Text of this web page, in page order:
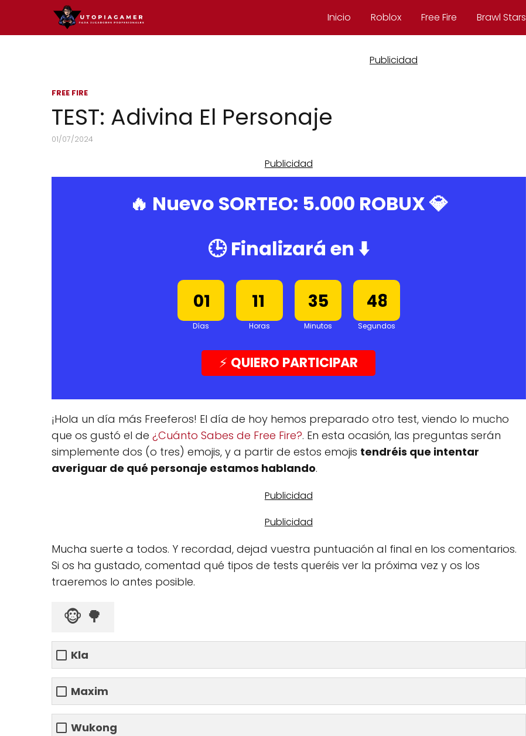
Inicio Roblox Free Fire Brawl Stars
FREE FIRE
TEST: Adivina El Personaje
01/07/2024
🔥 Nuevo SORTEO: 5.000 ROBUX💎
🕒 Finalizará en ⬇️
00
01
Días
10
11
Horas
34
35
Minutos
47
48
Segundos
⚡️ QUIERO PARTICIPAR
¡Hola un día más Freeferos! El día de hoy hemos preparado otro test, viendo lo mucho
que os gustó el de ¿Cuánto Sabes de Free Fire?. En esta ocasión, las preguntas serán
simplemente dos (o tres) emojis, y a partir de estos emojis tendréis que intentar
averiguar de qué personaje estamos hablando.
Mucha suerte a todos. Y recordad, dejad vuestra puntuación al final en los comentarios.
Si os ha gustado, comentad qué tipos de tests queréis ver la próxima vez y os los
traeremos lo antes posible.
🐵 🌳
Kla
Maxim
Wukong